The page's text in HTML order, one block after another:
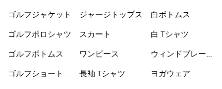
ゴルフジャケット
ゴルフポロシャツ
ゴルフボトムス
ゴルフショートパ
ジャージトップス
スカート
ワンピース
長袖 Tシャツ
白ボトムス
白 Tシャツ
ウィンドブレーカ
ヨガウェア